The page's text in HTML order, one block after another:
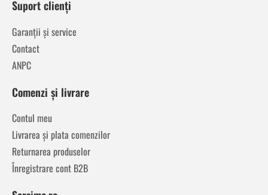
Suport clienți
Garanții și service
Contact
ANPC
Comenzi și livrare
Contul meu
Livrarea și plata comenzilor
Returnarea produselor
Înregistrare cont B2B